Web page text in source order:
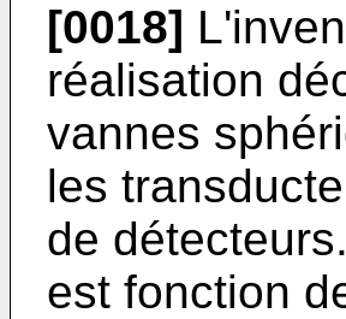
[0018]
réalisation
vannes
les
de
est fonction